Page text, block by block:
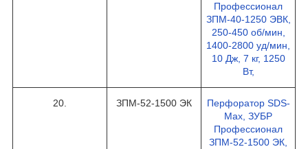
Профессионал
ЗПМ-40-1250 ЭВК,
250-450 об/мин,
1400-2800 уд/мин,
10 Дж, 7 кг, 1250
Вт,
20. ЗПМ-52-1500 ЭК
Перфоратор SDS-
Max, ЗУБР
Профессионал
ЗПМ-52-1500 ЭК,